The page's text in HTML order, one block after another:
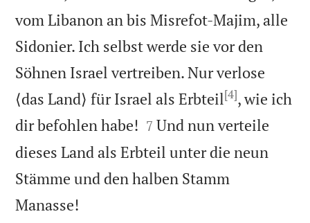
vom Libanon an bis Misrefot-Majim, alle
Sidonier. Ich selbst werde sie vor den
Söhnen Israel vertreiben. Nur verlose
⟨das Land⟩ für Israel als Erbteil[4], wie ich
dir befohlen habe! 

7 Und nun verteile
dieses Land als Erbteil unter die neun
Stämme und den halben Stamm
Manasse!